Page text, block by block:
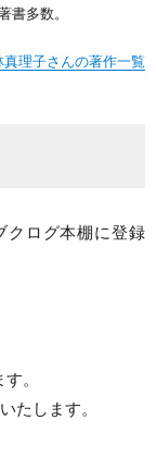
書多数。
真理子さんの著作一覧
クログ本棚に登録
。
たします。